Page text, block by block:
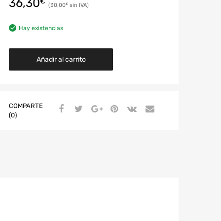
36,30 30,00€
Hay existencias
Añadir al carrito
COMPARTE
(0)